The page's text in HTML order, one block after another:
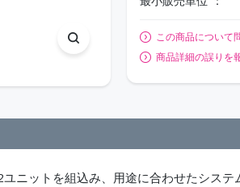
この商品について
商品詳細の誤りを
ニットを組込み、用途に合わせたシス